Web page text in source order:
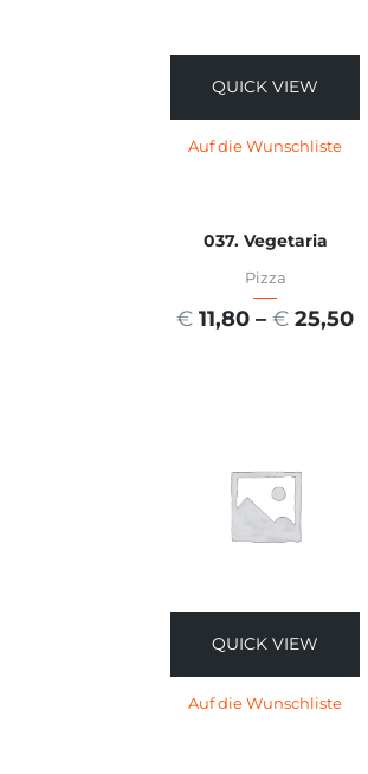
QUICK VIEW
Auf die Wunschliste
037. Vegetaria
Pizza
€ 11,80 – € 25,50
QUICK VIEW
Auf die Wunschliste